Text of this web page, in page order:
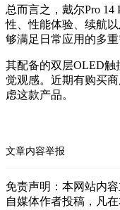
总而言之，戴尔Pro 14
性、性能体验、续航
够满足日常应用的多重
其配备的双层OLED
觉观感。近期有购买
虑这款产品。
文章内容举报
免责声明：本网站内
自媒体作者投稿，凡